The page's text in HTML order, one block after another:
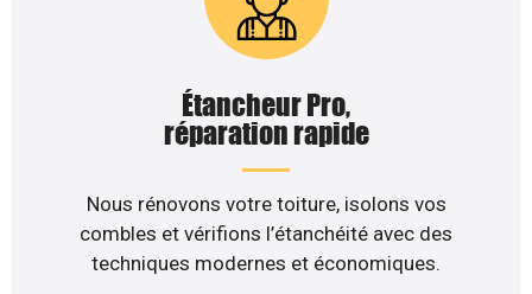
Étancheur Pro,
réparation rapide
Nous rénovons votre toiture, isolons vos
combles et vérifions l’étanchéité avec des
techniques modernes et économiques.